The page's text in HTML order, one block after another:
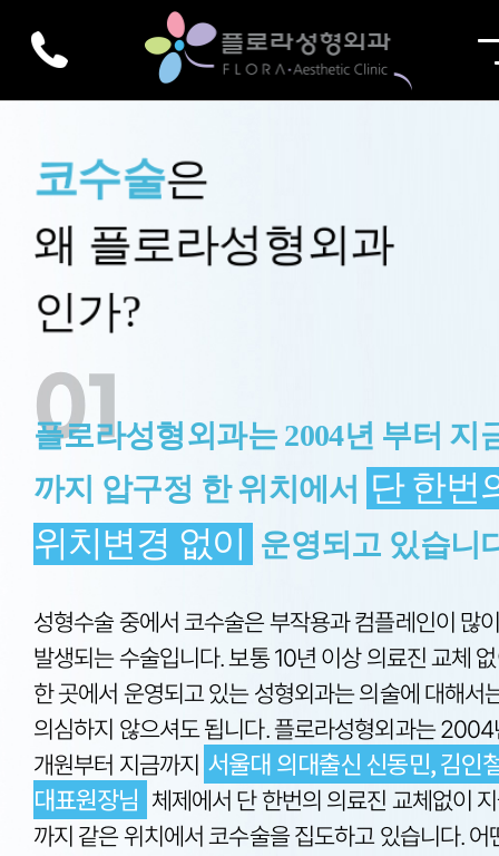
코수술은
왜 플로라성형외과
인가?
01
플로라성형외과는 2004년 부터 지
까지 압구정 한 위치에서 단 한번
위치변경 없이
운영되고 있습니
성형수술 중에서 코수술은 부작용과 컴플레인이 많
발생되는 수술입니다.보통 10년 이상 의료진 교체
한 곳에서 운영되고 있는 성형외과는 의술에 대해서
의심하지 않으셔도 됩니다.플로라성형외과는 2004
개원부터 지금까지 서울대 의대출신 신동민, 김인
대표원장님 체제에서 단 한번의 의료진 교체없이
까지 같은 위치에서 코수술을 집도하고 있습니다. 어